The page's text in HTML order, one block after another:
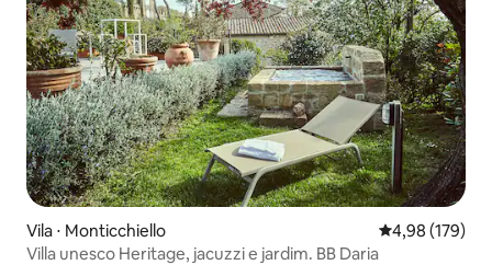
Vila ⋅ Monticchiello 4,98 de uma
4,98 (179)
Villa unesco Heritage, jacuzzi e jardim. BB Daria